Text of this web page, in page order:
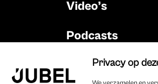
Video’s
Podcasts